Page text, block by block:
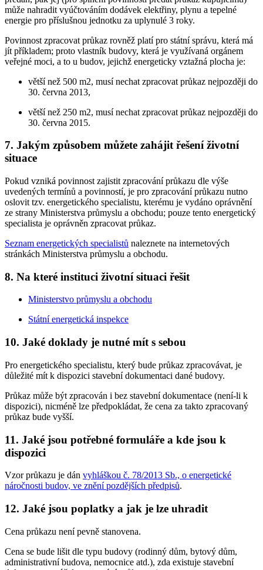
může nahradit vyúčtováním dodávek elektřiny, plynu a tepelné
energie pro příslušnou jednotku za uplynulé 3 roky.
Povinnost zpracovat průkaz rovněž platí pro státní správu, která má
jít příkladem; proto vlastník budovy, která je využívaná orgánem
veřejné moci, a to u budov, jejichž energeticky vztažná plocha je:
větší než 500 m2, musí nechat zpracovat průkaz nejpozději do
30. června 2013,
větší než 250 m2, musí nechat zpracovat průkaz nejpozději do
30. června 2015.
7. Jakým způsobem můžete zahájit řešení životní
situace
Pokud vzniká povinnost zajistit zpracování průkazu dle výše
uvedených termínů a povinností, je pro zpracování průkazu nutno
oslovit tzv. energetického specialistu, kterému je vydáno oprávnění
ze strany Ministerstva průmyslu a obchodu; pouze tento energetický
specialista je oprávněn zpracovat průkaz.
Seznam energetických specialistů naleznete na internetových
stránkách Ministerstva průmyslu a obchodu.
8. Na které instituci životní situaci řešit
Ministerstvo průmyslu a obchodu
Státní energetická inspekce
10. Jaké doklady je nutné mít s sebou
Pro energetického specialistu, který bude průkaz zpracovávat, je
důležité mít k dispozici stavební dokumentaci dané budovy.
Průkaz může být zpracován i bez stavební dokumentace (není-li k
dispozici), nicméně lze předpokládat, že cena za takto zpracovaný
průkaz bude vyšší.
11. Jaké jsou potřebné formuláře a kde jsou k
dispozici
Vzor průkazu je dán vyhláškou č. 78/2013 Sb., o energetické
náročnosti budov, ve znění pozdějších předpisů.
12. Jaké jsou poplatky a jak je lze uhradit
Cena průkazu není pevně stanovena.
Cena se bude lišit dle typu budovy (rodinný dům, bytový dům,
administrativní budova, nemocnice atd.), zda existuje stavební